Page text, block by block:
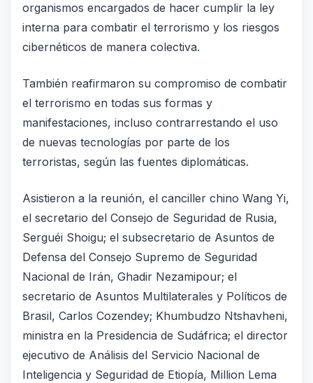
organismos encargados de hacer cumplir la ley
interna para combatir el terrorismo y los riesgos
cibernéticos de manera colectiva.
También reafirmaron su compromiso de combatir
el terrorismo en todas sus formas y
manifestaciones, incluso contrarrestando el uso
de nuevas tecnologías por parte de los
terroristas, según las fuentes diplomáticas.
Asistieron a la reunión, el canciller chino Wang Yi,
el secretario del Consejo de Seguridad de Rusia,
Serguéi Shoigu; el subsecretario de Asuntos de
Defensa del Consejo Supremo de Seguridad
Nacional de Irán, Ghadir Nezamipour; el
secretario de Asuntos Multilaterales y Políticos de
Brasil, Carlos Cozendey; Khumbudzo Ntshavheni,
ministra en la Presidencia de Sudáfrica; el director
ejecutivo de Análisis del Servicio Nacional de
Inteligencia y Seguridad de Etiopía, Million Lema